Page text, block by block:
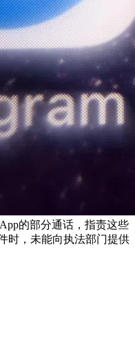
的部分通话，指责这些
时，未能向执法部门提供